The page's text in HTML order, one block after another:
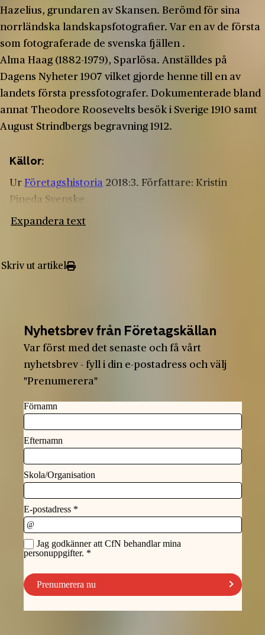
Hazelius, grundaren av Skansen. Berömd för sina
norrländska landskapsfotografier. Var en av de första
som fotograferade de svenska fjällen .
Alma Haag (1882-1979), Sparlösa. Anställdes på
Dagens Nyheter 1907 vilket gjorde henne till en av
landets första pressfotografer. Dokumenterade bland
annat Theodore Roosevelts besök i Sverige 1910 samt
August Strindbergs begravning 1912.
Källor:
Ur Företagshistoria 2018:3. Författare: Kristin
Pineda Svenske
Expandera text
Skriv ut artikel
Nyhetsbrev från Företagskällan
Var först med det senaste och få vårt
nyhetsbrev - fyll i din e-postadress och välj
"Prenumerera"